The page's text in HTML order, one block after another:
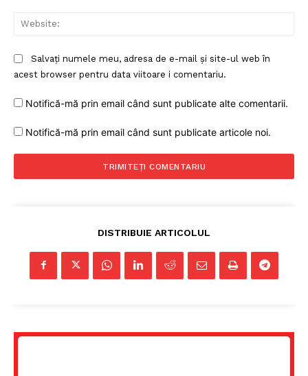
Salvați numele meu, adresa de e-mail și site-ul web în
acest browser pentru data viitoare i comentariu.
Notifică-mă prin email când sunt publicate alte comentarii.
Notifică-mă prin email când sunt publicate articole noi.
DISTRIBUIE ARTICOLUL